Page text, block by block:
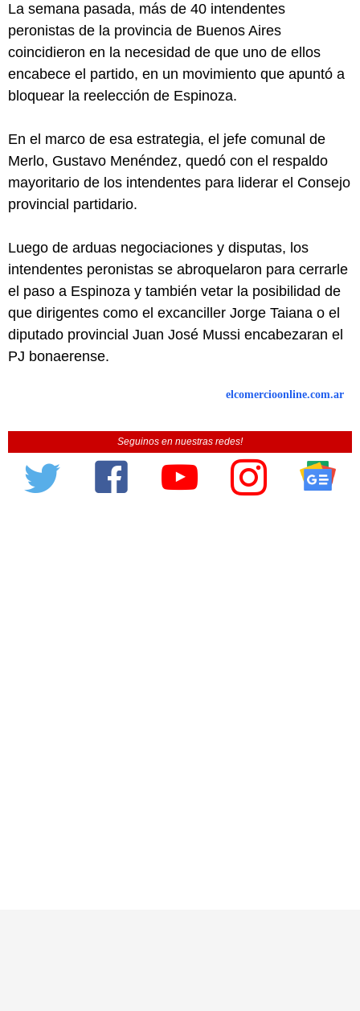
La semana pasada, más de 40 intendentes
peronistas de la provincia de Buenos Aires
coincidieron en la necesidad de que uno de ellos
encabece el partido, en un movimiento que apuntó a
bloquear la reelección de Espinoza.
En el marco de esa estrategia, el jefe comunal de
Merlo, Gustavo Menéndez, quedó con el respaldo
mayoritario de los intendentes para liderar el Consejo
provincial partidario.
Luego de arduas negociaciones y disputas, los
intendentes peronistas se abroquelaron para cerrarle
el paso a Espinoza y también vetar la posibilidad de
que dirigentes como el excanciller Jorge Taiana o el
diputado provincial Juan José Mussi encabezaran el
PJ bonaerense.
elcomercioonline.com.ar
Seguinos en nuestras redes!